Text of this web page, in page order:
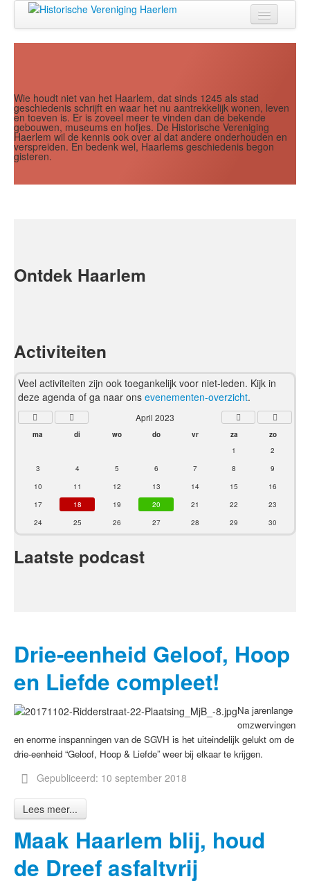
Zien
Lezen
Over ons
Wie houdt niet van het Haarlem, dat sinds 1245 als stad
geschiedenis schrijft en waar het nu aantrekkelijk wonen, leven
en toeven is. Er is zoveel meer te vinden dan de bekende
gebouwen, museums en hofjes. De Historische Vereniging
Haerlem wil de kennis ook over al dat andere onderhouden en
verspreiden. En bedenk wel, Haarlems geschiedenis begon
gisteren.
Ontdek Haarlem
Activiteiten
Veel activiteiten zijn ook toegankelijk voor niet-leden. Kijk in
deze agenda of ga naar ons evenementen-overzicht.
Jaar Maand Jaar
Maand
April 2023
ma di wo do vr za
zo
1
2
3
4 5 6 7 8
9
10
11 12 13 14 15
16
17
18 19 20 21 22
23
24
25 26 27 28 29 30
Laatste podcast
Drie-eenheid Geloof, Hoop
en Liefde compleet!
Na jarenlange
omzwervingen
en enorme inspanningen van de SGVH is het uiteindelijk gelukt om de
drie-eenheid “Geloof, Hoop & Liefde” weer bij elkaar te krijgen.
Gepubliceerd: 10 september 2018
Lees meer...
Maak Haarlem blij, houd
de Dreef asfaltvrij